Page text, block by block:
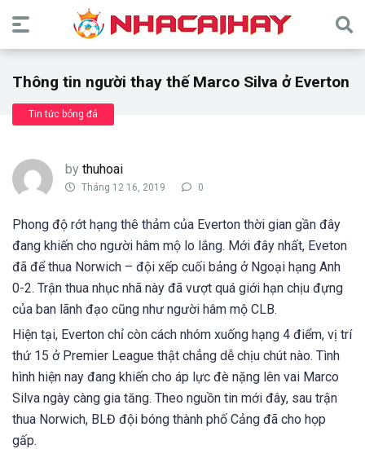
Thông tin người thay thế Marco Silva ở Everton
Tin tức bóng đá
by thuhoai
Tháng 12 16, 2019 0
Phong độ rớt hạng thê thảm của Everton thời gian gần đây
đang khiến cho người hâm mộ lo lắng. Mới đây nhất, Eveton
đã để thua Norwich – đội xếp cuối bảng ở Ngoại hạng Anh
0-2. Trận thua nhục nhã này đã vượt quá giới hạn chịu đựng
của ban lãnh đạo cũng như người hâm mộ CLB.
Hiện tại, Everton chỉ còn cách nhóm xuống hạng 4 điểm, vị trí
thứ 15 ở Premier League thật chẳng dễ chịu chút nào. Tình
hình hiện nay đang khiến cho áp lực đè nặng lên vai Marco
Silva ngày càng gia tăng. Theo nguồn tin mới đây, sau trận
thua Norwich, BLĐ đội bóng thành phố Cảng đã cho họp
gấp.